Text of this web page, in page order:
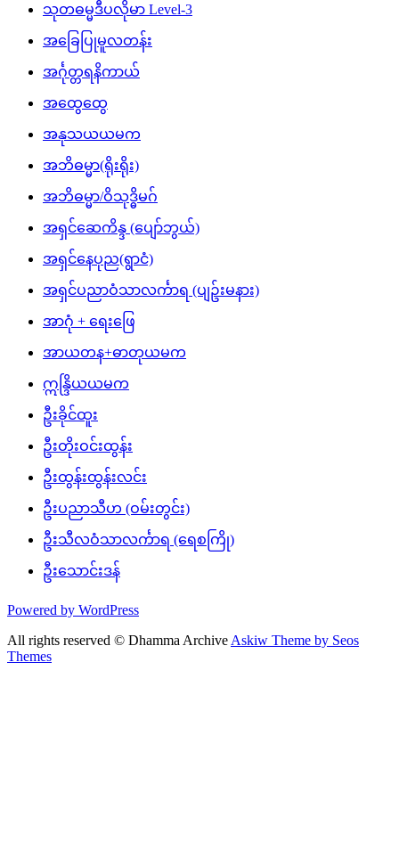
သုတဓမ္မဒီပလိုမာ Level-3
အခြေပြုမူလတန်း
အင်္ဂုတ္တရနိကာယ်
အထွေထွေ
အနုသယယမက
အဘိဓမ္မာ(ရိုးရိုး)
အဘိဓမ္မာ/ဝိသုဒ္ဓိမဂ်
အရှင်ဆေကိန္ဒ (ပျော်ဘွယ်)
အရှင်နေပုည(ရွာငံ)
အရှင်ပညာဝံသာလင်္ကာရ (ပျဥ်းမနား)
အာဂုံ + ရေးဖြေ
အာယတန+ဓာတုယမက
ဣန္ဒြိယယမက
ဦးခိုင်ထူး
ဦးတိုးဝင်းထွန်း
ဦးထွန်းထွန်းလင်း
ဦးပညာသီဟ (ဝမ်းတွင်း)
ဦးသီလဝံသာလင်္ကာရ (ရေစကြို)
ဦးသောင်းဒန်
Powered by WordPress
All rights reserved © Dhamma Archive Askiw Theme by Seos
Themes